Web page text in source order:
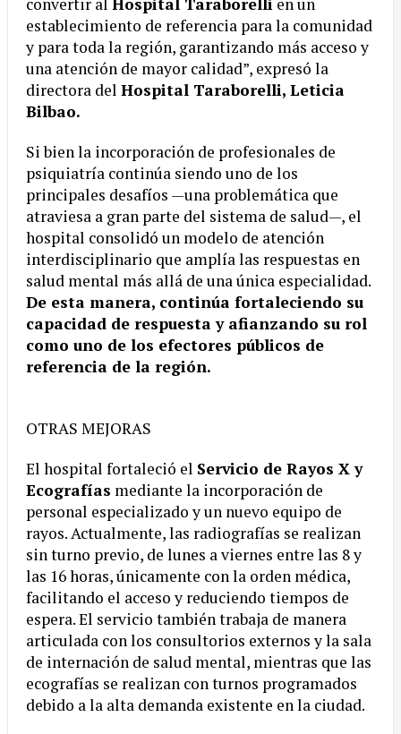
establecimiento de referencia para la comunidad
y para toda la región, garantizando más acceso y
una atención de mayor calidad”, expresó la
directora del Hospital Taraborelli, Leticia
Bilbao.
Si bien la incorporación de profesionales de
psiquiatría continúa siendo uno de los
principales desafíos —una problemática que
atraviesa a gran parte del sistema de salud—, el
hospital consolidó un modelo de atención
interdisciplinario que amplía las respuestas en
salud mental más allá de una única especialidad.
De esta manera, continúa fortaleciendo su
capacidad de respuesta y afianzando su rol
como uno de los efectores públicos de
referencia de la región.
OTRAS MEJORAS
El hospital fortaleció el Servicio de Rayos X y
Ecografías mediante la incorporación de
personal especializado y un nuevo equipo de
rayos. Actualmente, las radiografías se realizan
sin turno previo, de lunes a viernes entre las 8 y
las 16 horas, únicamente con la orden médica,
facilitando el acceso y reduciendo tiempos de
espera. El servicio también trabaja de manera
articulada con los consultorios externos y la sala
de internación de salud mental, mientras que las
ecografías se realizan con turnos programados
debido a la alta demanda existente en la ciudad.